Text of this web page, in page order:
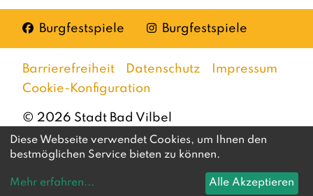
Facebook
Burgfestspiele Instagram
Burgfestspiele
© 2026 Stadt Bad Vilbel
Barrierefreiheit Datenschutz
Impressum
Cookie-Konfiguration
Diese Webseite verwendet Cookies, um Ihnen den
bestmöglichen Service bieten zu können.
Mehr erfahren... Alle Akzeptieren